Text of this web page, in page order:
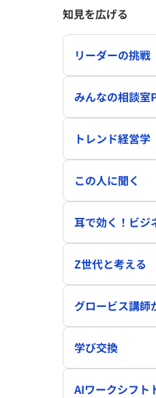
知見を広げる
リーダーの挑戦
みんなの相談
トレンド経営学
この人に聞く
耳で効く！ビジ
Z世代と考える
グロービス講師
学び交換
AIワークシフト